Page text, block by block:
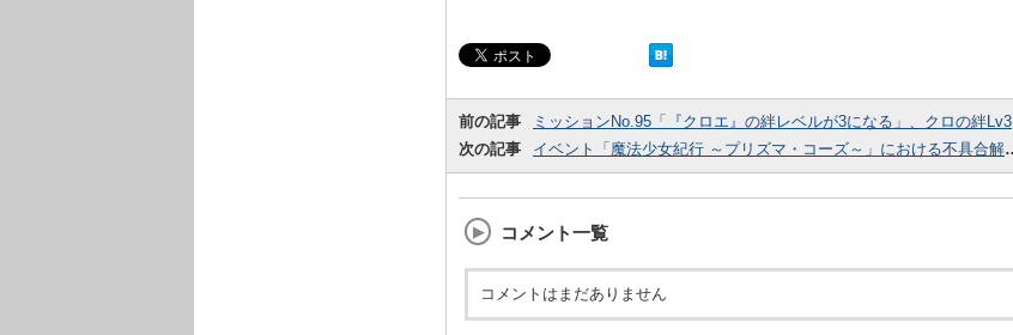
前の記事
ミッションNo.95「『クロエ』の絆レベルが3になる」、クロの絆Lv3までは累計絆ポイント9000！加入したら連れ回そうｗｗ
次の記事
イベント「魔法少女紀行 ～プリズマ・コーズ～」における不具合解消のためのアップデート(Ver.1.14.1)のお願い
コメント一覧
コメントはまだありません